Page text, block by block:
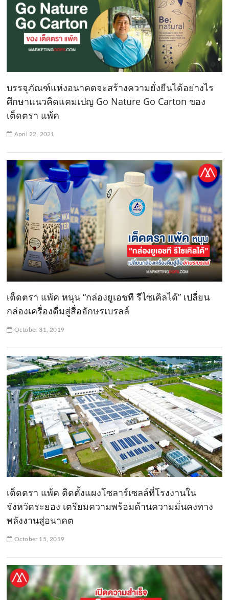
บรรจุภัณฑ์แห่งอนาคตจะสร้างความยั่งยืนได้อย่างไร
ศึกษาแนวคิดแคมเปญ Go Nature Go Carton ของ
เต็ดตรา แพ้ค
April 22, 2021
เต็ดตรา แพ้ค หนุน “กล่องยูเอชที รีไซเคิลได้” เปลี่ยน
กล่องเครื่องดื่มสู่สื่ออักษรเบรลล์
October 31, 2019
เต็ดตรา แพ้ค ติดตั้งแผงโซลาร์เซลล์ที่โรงงานใน
จังหวัดระยอง เตรียมความพร้อมด้านความมั่นคงทาง
พลังงานสู่อนาคต
October 15, 2019